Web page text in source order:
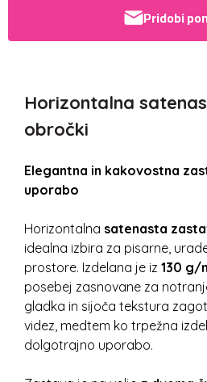
Pridobi
Horizontalna
obročki
Elegantna in kakovostna
uporabo
Horizontalna satenasta
idealna izbira za pisarne,
prostore. Izdelana je iz 130 g/
posebej zasnovane za
gladka in sijoča tekstura
videz, medtem ko trpežna
dolgotrajno uporabo.